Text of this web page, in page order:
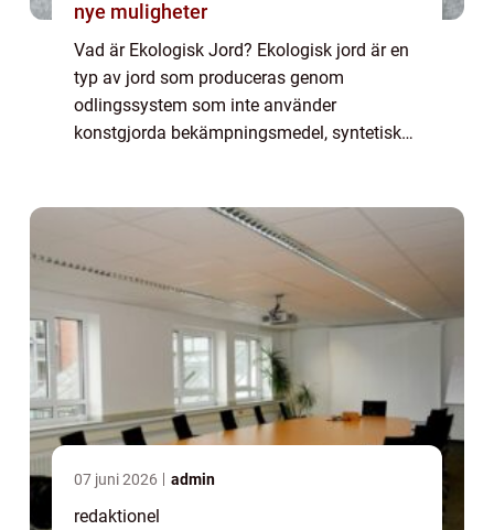
nye muligheter
Vad är Ekologisk Jord? Ekologisk jord är en
typ av jord som produceras genom
odlingssystem som inte använder
konstgjorda bekämpningsmedel, syntetiska
kemiska produk...
07 juni 2026 admin
redaktionel